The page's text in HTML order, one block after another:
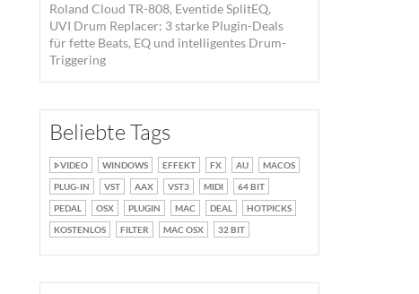
Roland Cloud TR-808, Eventide SplitEQ,
UVI Drum Replacer: 3 starke Plugin-Deals
für fette Beats, EQ und intelligentes Drum-
Triggering
Beliebte Tags
VIDEO WINDOWS EFFEKT FX AU
MACOS
PLUG-IN
VST AAX VST3 MIDI
64 BIT
PEDAL
OSX PLUGIN MAC DEAL
HOTPICKS
KOSTENLOS
FILTER MAC OSX 32 BIT